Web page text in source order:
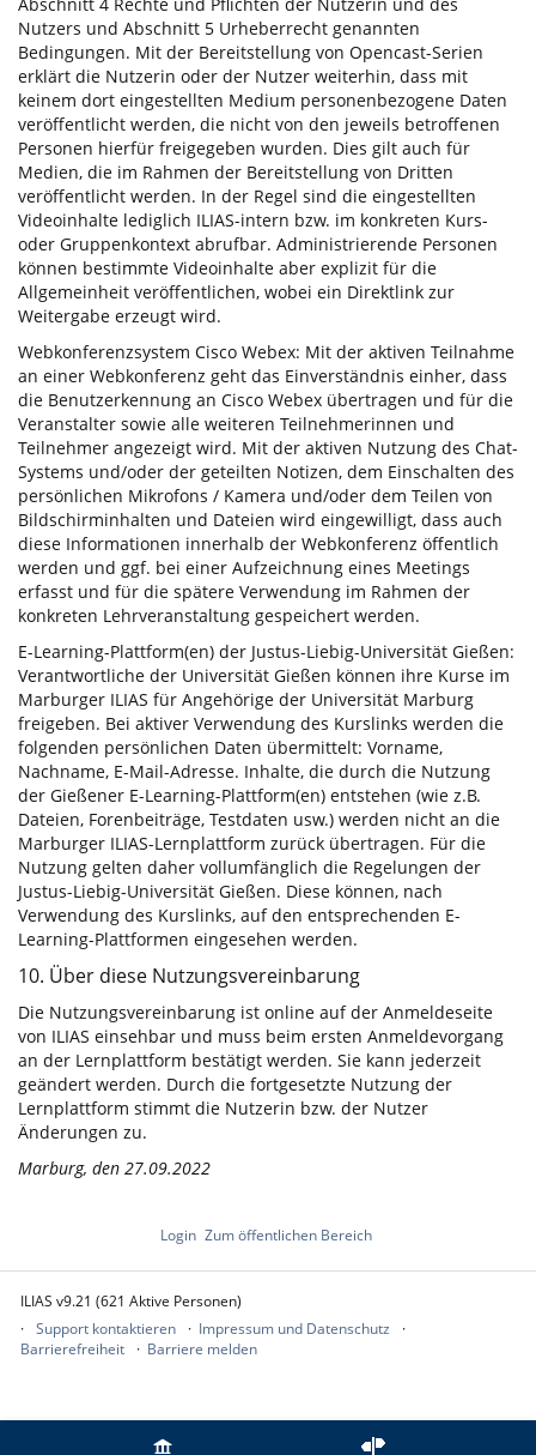
Nutzers und Abschnitt 5 Urheberrecht genannten
Bedingungen. Mit der Bereitstellung von Opencast-Serien
erklärt die Nutzerin oder der Nutzer weiterhin, dass mit
keinem dort eingestellten Medium personenbezogene Daten
veröffentlicht werden, die nicht von den jeweils betroffenen
Personen hierfür freigegeben wurden. Dies gilt auch für
Medien, die im Rahmen der Bereitstellung von Dritten
veröffentlicht werden. In der Regel sind die eingestellten
Videoinhalte lediglich ILIAS-intern bzw. im konkreten Kurs-
oder Gruppenkontext abrufbar. Administrierende Personen
können bestimmte Videoinhalte aber explizit für die
Allgemeinheit veröffentlichen, wobei ein Direktlink zur
Weitergabe erzeugt wird.
Webkonferenzsystem Cisco Webex: Mit der aktiven Teilnahme
an einer Webkonferenz geht das Einverständnis einher, dass
die Benutzerkennung an Cisco Webex übertragen und für die
Veranstalter sowie alle weiteren Teilnehmerinnen und
Teilnehmer angezeigt wird. Mit der aktiven Nutzung des Chat-
Systems und/oder der geteilten Notizen, dem Einschalten des
persönlichen Mikrofons / Kamera und/oder dem Teilen von
Bildschirminhalten und Dateien wird eingewilligt, dass auch
diese Informationen innerhalb der Webkonferenz öffentlich
werden und ggf. bei einer Aufzeichnung eines Meetings
erfasst und für die spätere Verwendung im Rahmen der
konkreten Lehrveranstaltung gespeichert werden.
E-Learning-Plattform(en) der Justus-Liebig-Universität Gießen:
Verantwortliche der Universität Gießen können ihre Kurse im
Marburger ILIAS für Angehörige der Universität Marburg
freigeben. Bei aktiver Verwendung des Kurslinks werden die
folgenden persönlichen Daten übermittelt: Vorname,
Nachname, E-Mail-Adresse. Inhalte, die durch die Nutzung
der Gießener E-Learning-Plattform(en) entstehen (wie z.B.
Dateien, Forenbeiträge, Testdaten usw.) werden nicht an die
Marburger ILIAS-Lernplattform zurück übertragen. Für die
Nutzung gelten daher vollumfänglich die Regelungen der
Justus-Liebig-Universität Gießen. Diese können, nach
Verwendung des Kurslinks, auf den entsprechenden E-
Learning-Plattformen eingesehen werden.
10. Über diese Nutzungsvereinbarung
Die Nutzungsvereinbarung ist online auf der Anmeldeseite
von ILIAS einsehbar und muss beim ersten Anmeldevorgang
an der Lernplattform bestätigt werden. Sie kann jederzeit
geändert werden. Durch die fortgesetzte Nutzung der
Lernplattform stimmt die Nutzerin bzw. der Nutzer
Änderungen zu.
Marburg, den 27.09.2022
Login Zum öffentlichen Bereich
ILIAS v9.21 (621 Aktive Personen)
Support kontaktieren
Impressum und Datenschutz
Barrierefreiheit
Barriere melden